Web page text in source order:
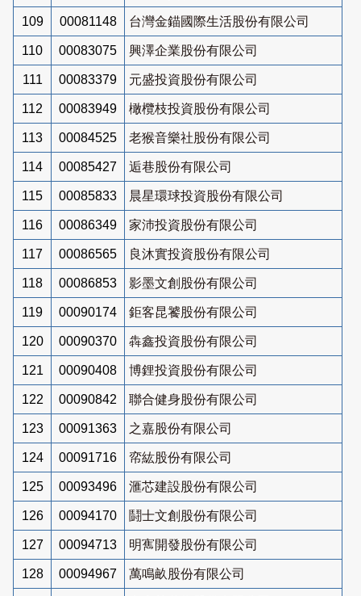
109 00081148 台灣金錨國際生活股份有限公司
110 00083075 興澤企業股份有限公司
111 00083379 元盛投資股份有限公司
112 00083949 橄欖枝投資股份有限公司
113 00084525 老猴音樂社股份有限公司
114 00085427 逅巷股份有限公司
115 00085833 晨星環球投資股份有限公司
116 00086349 家沛投資股份有限公司
117 00086565 良沐實投資股份有限公司
118 00086853 影墨文創股份有限公司
119 00090174 鉅客昆饕股份有限公司
120 00090370 犇鑫投資股份有限公司
121 00090408 博鋰投資股份有限公司
122 00090842 聯合健身股份有限公司
123 00091363 之嘉股份有限公司
124 00091716 帟紘股份有限公司
125 00093496 滙芯建設股份有限公司
126 00094170 鬪士文創股份有限公司
127 00094713 明寯開發股份有限公司
128 00094967 萬鳴畝股份有限公司